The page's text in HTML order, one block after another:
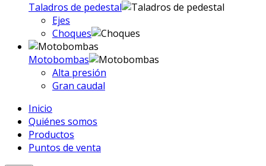
Taladros de pedestal
Ejes
Choques
Motobombas
Alta presión
Gran caudal
Inicio
Quiénes somos
Productos
Puntos de venta